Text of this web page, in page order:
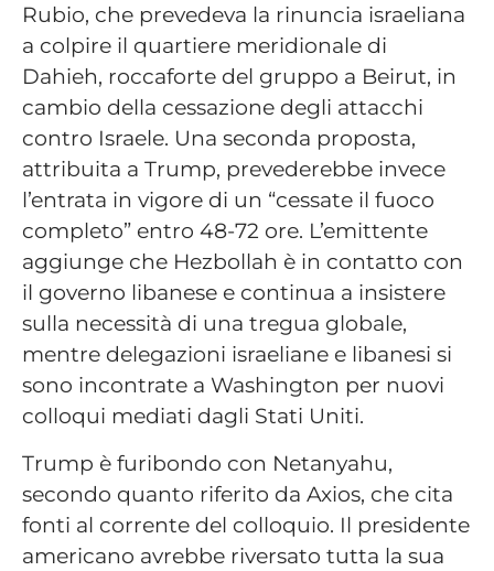
Rubio, che prevedeva la rinuncia israeliana
a colpire il quartiere meridionale di
Dahieh, roccaforte del gruppo a Beirut, in
cambio della cessazione degli attacchi
contro Israele. Una seconda proposta,
attribuita a Trump, prevederebbe invece
l’entrata in vigore di un “cessate il fuoco
completo” entro 48-72 ore. L’emittente
aggiunge che Hezbollah è in contatto con
il governo libanese e continua a insistere
sulla necessità di una tregua globale,
mentre delegazioni israeliane e libanesi si
sono incontrate a Washington per nuovi
colloqui mediati dagli Stati Uniti.
Trump è furibondo con Netanyahu,
secondo quanto riferito da Axios, che cita
fonti al corrente del colloquio. Il presidente
americano avrebbe riversato tutta la sua